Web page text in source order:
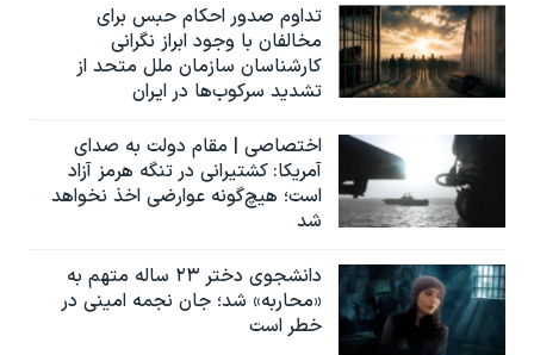
تداوم صدور احکام حبس برای
مخالفان با وجود ابراز نگرانی
کارشناسان سازمان ملل متحد از
تشدید سرکوب‌ها در ایران
اختصاصی | مقام دولت به صدای
آمریکا: کشتیرانی در تنگه هرمز آزاد
است؛ هیچ‌گونه عوارضی اخذ نخواهد
شد
دانشجوی دختر ۲۳ ساله متهم به
«محاربه» شد؛ جان نجمه امینی در
خطر است